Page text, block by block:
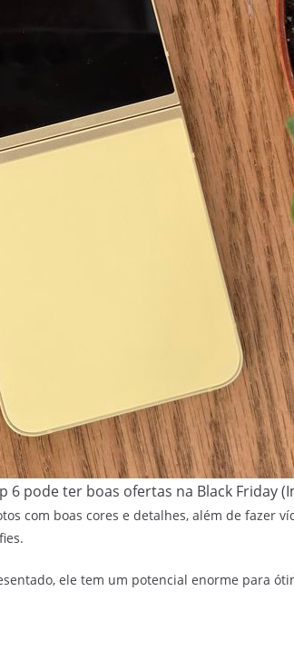
6 pode ter boas ofertas na Black Friday
com boas cores e detalhes, além de fazer
ele tem um potencial enorme para